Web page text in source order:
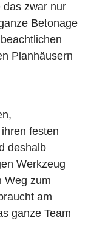
das zwar nur
Betonage
Planhäusern
festen
deshalb
Werkzeug
Weg zum
am
ganze Team